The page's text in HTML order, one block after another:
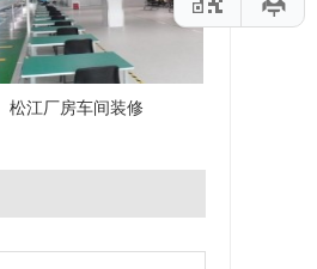
松江厂房车间装修